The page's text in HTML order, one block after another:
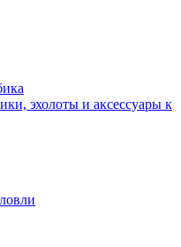
эхолоты и аксессуары к